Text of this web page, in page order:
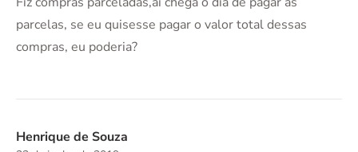
parcelas, se eu quisesse pagar o valor total dessas
compras, eu poderia?
Henrique de Souza